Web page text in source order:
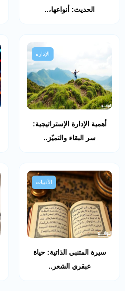
الحديث: أنواعها،..
الإدارة
أهمية الإدارة الإستراتيجية:
سر البقاء والتميّز..
الأدبيات
سيرة المتنبي الذاتية: حياة
عبقري الشعر..